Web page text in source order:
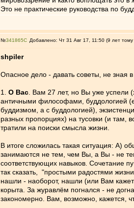
Это не практические руководства по
№341865 Добавлено: Чт 31 Авг 17, 11:50 (9 лет тому
shpiler
Опасное дело - давать советы, не зная
1. О Вас . Вам 27 лет, но Вы уже успели
античными философами, буддологией
буддизмом, а с буддологией),
разных пропорциях) на тусовки (и там,
тратили на поиски смысла жизни.
В итоге сложилась такая ситуация: А)
занимаются не тем, чем Вы, а Вы - не
соответствующих навыков. Сочетание
так сказать, "простыми радостями
нашли - наоборот, нашли (или Вам
корыта. За журавлём погнался - не
закономерно. Вам, возможно, кажется,